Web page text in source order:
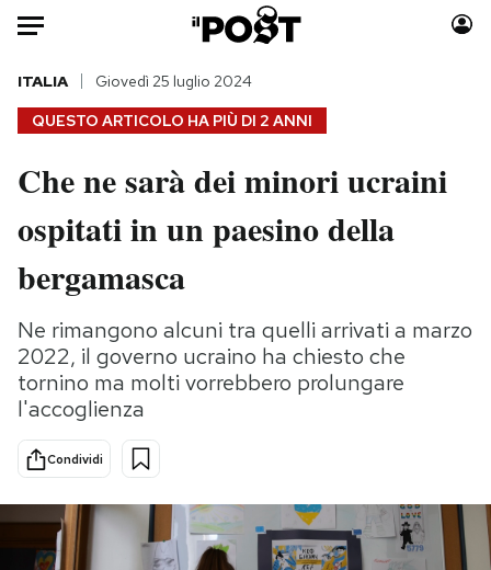
Auto
HOME
Italia
Politica
Tecnologia
Scienza
Cultura
Economia
Sport
Moda
Consumismi
Media
PODCAST
QUESTO ARTICOLO HA PIÙ DI 2 ANNI
ITALIA Giovedì 25 luglio 2024
Che ne sarà dei minori ucraini
ospitati in un paesino della
bergamasca
Ne rimangono alcuni tra quelli arrivati a marzo
2022, il governo ucraino ha chiesto che
tornino ma molti vorrebbero prolungare
l'accoglienza
Condividi